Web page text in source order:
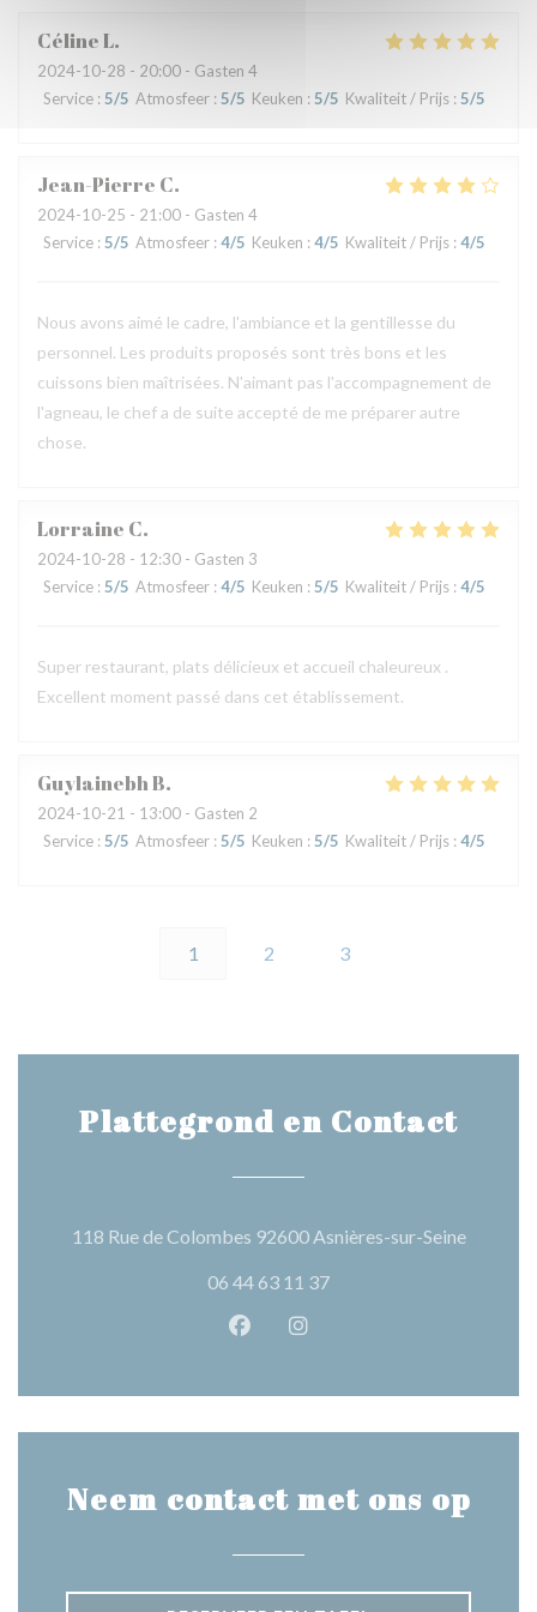
CélineL
2024-10-28 - 20:00 - Gasten 4
Service : 5/5 Atmosfeer : 5/5 Keuken : 5/5 Kwaliteit / Prijs : 5/5
Jean-Pierre C
2024-10-25 - 21:00 - Gasten 4
Service : 5/5 Atmosfeer : 4/5 Keuken : 4/5 Kwaliteit / Prijs : 4/5
Nous avons aimé le cadre, l'ambiance et la gentillesse du
personnel. Les produits proposés sont très bons et les
cuissons bien maîtrisées. N'aimant pas l'accompagnement de
l'agneau, le chef a de suite accepté de me préparer autre
chose.
Lorraine C
2024-10-28 - 12:30 - Gasten 3
Service : 5/5 Atmosfeer : 4/5 Keuken : 5/5 Kwaliteit / Prijs : 4/5
Super restaurant, plats délicieux et accueil chaleureux .
Excellent moment passé dans cet établissement.
GuylainebhB
2024-10-21 - 13:00 - Gasten 2
Service : 5/5 Atmosfeer : 5/5 Keuken : 5/5 Kwaliteit / Prijs : 4/5
1 2 3
Plattegrond en Contact
118 Rue de Colombes 92600 Asnières-sur-Seine((opent
06 44 63 11 37
Facebook ((opent in een nieuw
Instagram ((opent in een
Neem contact met ons op